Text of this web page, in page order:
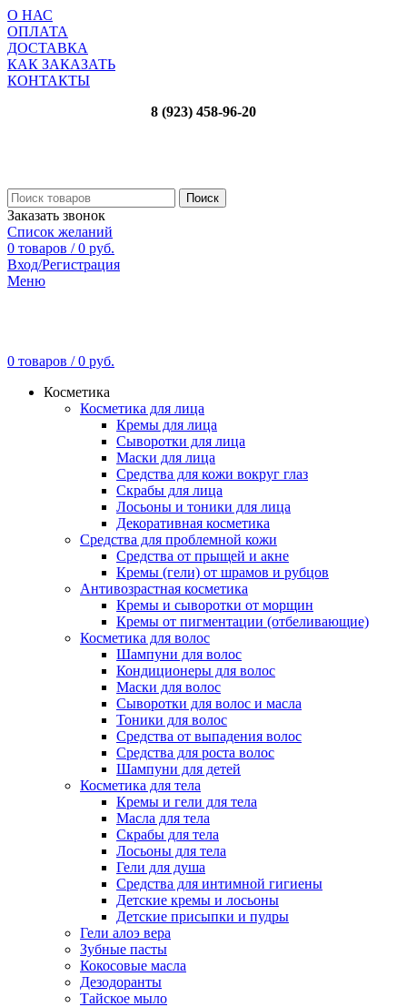
О НАС
ОПЛАТА
ДОСТАВКА
КАК ЗАКАЗАТЬ
КОНТАКТЫ
8 (923) 458-96-20
Поиск
Заказать звонок
Список желаний
0 товаров / 0 руб.
Вход/Регистрация
Меню
0 товаров / 0 руб.
Косметика
Косметика для лица
Кремы для лица
Сыворотки для лица
Маски для лица
Средства для кожи вокруг глаз
Скрабы для лица
Лосьоны и тоники для лица
Декоративная косметика
Средства для проблемной кожи
Средства от прыщей и акне
Кремы (гели) от шрамов и рубцов
Антивозрастная косметика
Кремы и сыворотки от морщин
Кремы от пигментации (отбеливающие)
Косметика для волос
Шампуни для волос
Кондиционеры для волос
Маски для волос
Сыворотки для волос и масла
Тоники для волос
Средства от выпадения волос
Средства для роста волос
Шампуни для детей
Косметика для тела
Кремы и гели для тела
Масла для тела
Скрабы для тела
Лосьоны для тела
Гели для душа
Средства для интимной гигиены
Детские кремы и лосьоны
Детские присыпки и пудры
Гели алоэ вера
Зубные пасты
Кокосовые масла
Дезодоранты
Тайское мыло